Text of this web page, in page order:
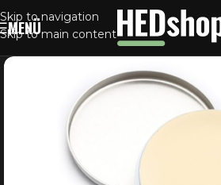
Skip to navigation
Skip to main content
MENÜ